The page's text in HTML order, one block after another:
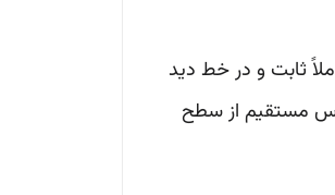
ثابت و در خط دید
مستقیم از سطح